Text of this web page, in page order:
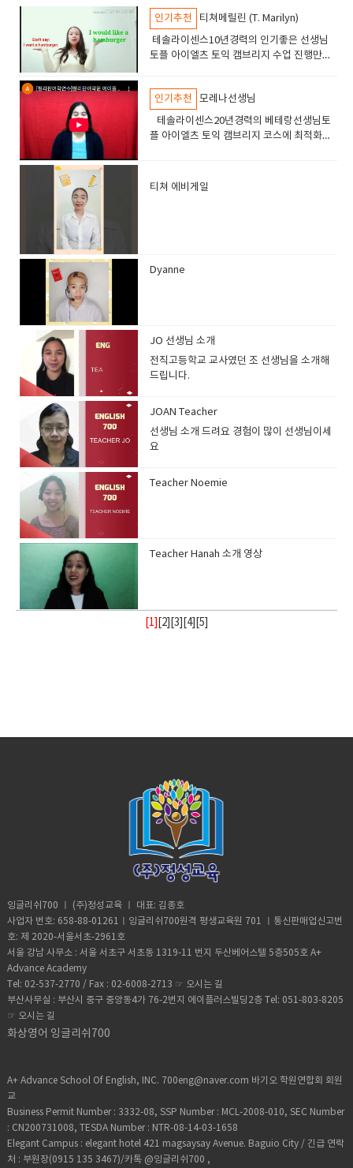
선생님
인기추천
티쳐메릴린 (T. Marilyn)
테솔라이센스10년경력의 인기좋은 선생님
토플 아이엘츠 토익 캠브리지 수업 진행만족
인기추천
모레나선생님
테솔라이센스20년경력의 베테랑선생님토
플 아이엘츠 토익 캠브리지 코스에 최적화된
티쳐 에비게일
Dyanne
JO 선생님 소개
전직고등학교 교사였던 조 선생님을 소개해
드립니다.
JOAN Teacher
선생님 소개 드려요 경험이 많이 선생님이세
Teacher Noemie
Teacher Hanah 소개 영상
[1] 2][ 3 4][ 5
잉글리쉬700 ㅣ (주)정성교육 ㅣ 대표: 김종호
사업자 번호: 658-88-01261ㅣ잉글리쉬700원격 평생교육원 701 ㅣ통신판매업신고번
호: 제 2020-서울서초-2961호
서울 강남 사무소 : 서울 서초구 서초동 1319-11 번지 두산베어스텔 5층505호 A+
Advance Academy
Tel: 02-537-2770 / Fax : 02-6008-2713 ☞ 오시는 길
부산사무실 : 부산시 중구 중앙동4가 76-2번지 에이플러스빌딩2층 Tel: 051-803-8205
☞ 오시는 길
화상영어 잉글리쉬700
A+ Advance School Of English, INC. 700eng@naver.com 바기오 학원연합회 회원
교
Business Permit Number : 3332-08, SSP Number : MCL-2008-010, SEC Number
: CN200731008, TESDA Number : NTR-08-14-03-1658
Elegant Campus : elegant hotel 421 magsaysay Avenue. Baguio City / 긴급 연락
처 : 부원장(0915 135 3467)/카톡 @잉글리쉬700 ,